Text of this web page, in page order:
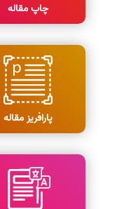
چاپ مقاله
پارافریز مقاله